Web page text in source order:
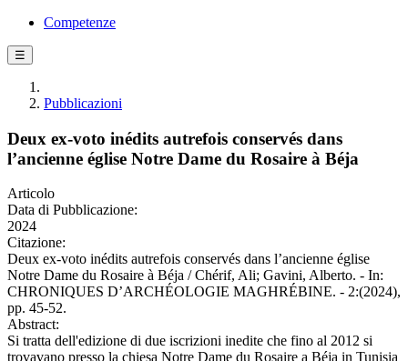
Competenze
☰
Pubblicazioni
Deux ex-voto inédits autrefois conservés dans
l’ancienne église Notre Dame du Rosaire à Béja
Articolo
Data di Pubblicazione:
2024
Citazione:
Deux ex-voto inédits autrefois conservés dans l’ancienne église
Notre Dame du Rosaire à Béja / Chérif, Ali; Gavini, Alberto. - In:
CHRONIQUES D’ARCHÉOLOGIE MAGHRÉBINE. - 2:(2024),
pp. 45-52.
Abstract:
Si tratta dell'edizione di due iscrizioni inedite che fino al 2012 si
trovavano presso la chiesa Notre Dame du Rosaire a Béja in Tunisia